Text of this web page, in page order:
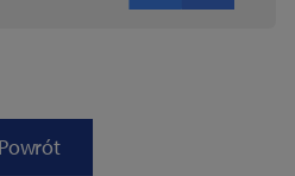
Powrót